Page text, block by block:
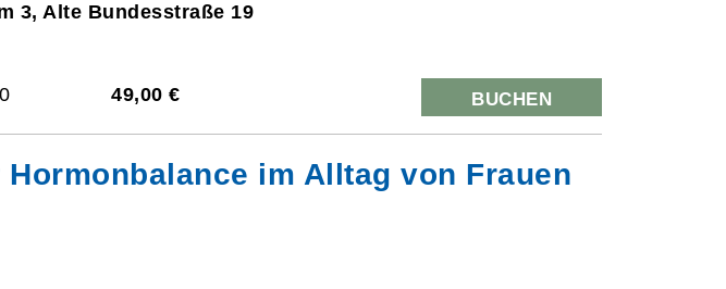
3, Alte Bundesstraße 19
49,00 € BUCHEN
im Alltag von Frauen